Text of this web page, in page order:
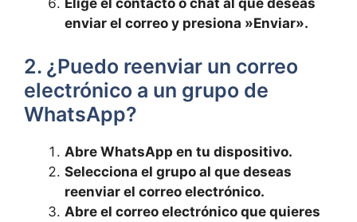
Elige el contacto o chat al⁢ que deseas
enviar⁢ el correo ⁢y presiona ‌»Enviar».
2. ¿Puedo reenviar ‌un correo
electrónico a un grupo​ de
WhatsApp?
Abre WhatsApp en tu dispositivo.
Selecciona el grupo al ​que deseas
reenviar el correo​ electrónico.
Abre el correo electrónico que quieres